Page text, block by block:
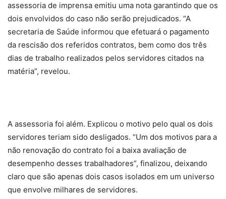
assessoria de imprensa emitiu uma nota garantindo que os
dois envolvidos do caso não serão prejudicados. “A
secretaria de Saúde informou que efetuará o pagamento
da rescisão dos referidos contratos, bem como dos três
dias de trabalho realizados pelos servidores citados na
matéria”, revelou.
A assessoria foi além. Explicou o motivo pelo qual os dois
servidores teriam sido desligados. “Um dos motivos para a
não renovação do contrato foi a baixa avaliação de
desempenho desses trabalhadores”, finalizou, deixando
claro que são apenas dois casos isolados em um universo
que envolve milhares de servidores.